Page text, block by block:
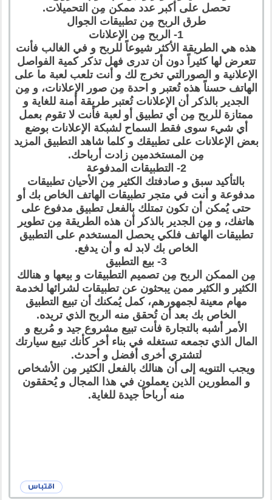
تحصل على أكبر عدد ممكن مِن التحميلات.
طرق الربح مِن تطبيقات الجوال
1- الربح مِن الإعلانات
هذه هي الطريقة الأكثر شيوعاً للربح و في الغالب فأنت
تتعرض لها كثيراً دون أن تدرى فهل تذكر كمية الفواصل
الإعلانية و الصورالتي تخرج لك و أنت تلعب لعبة ما على
الهاتف حسناً هذه تُعتبر و احدة مِن صور الإعلانات، و مِن
الجدير بالذكر أن الإعلانات تُعتبر طريقة أمنة للغاية و
ممتازة للربح مِن أي تطبيق أو لعبة فأنت لا تقوم بعمل
أي شيء سوى فقط السماح لشبكة الإعلانات بوضع
بعض الإعلانات على تطبيقك و كلما شاهد التطبيق المزيد
مِن المستخدمين زادت أرباحك.
2- التطبيقات المدفوعة
بالتأكيد سبق و صادفتك الكثير مِن الأحيان تطبيقات
مدفوعة و أنت في متجر تطبيقات الهاتف الخاص بك أو
حتى يُمكن أن تكون تمتلك بالفعل تطبيق مدفوع على
هاتفك، و مِن الجدير بالذكر أن هذه الطريقة مِن تطوير
تطبيقات الهاتف فلكي يحصل المستخدم على التطبيق
الخاص بك لابد له و أن يدفع.
3- بيع التطبيق
مِن الممكن الربح مِن تصميم التطبيقات و بيعها و هنالك
الكثير و الكثير ممن يبحثون عن تطبيقات لشرائها لخدمة
مهام معينة لجمهورهم، كمل يُمكنك أن تبيع التطبيق
الخاص بك بعد أن تُحقق منه الربح الذي تريده.
الأمر أشبه بالتجارة فأنت تبيع مشروع جيد و مُربع و
المال الذي تجمعه تستغله في بناء أخر كأنك تبيع سيارتك
لتشتري أخرى أفضل و أحدث.
ويجب التنويه إلى أن هنالك بالفعل الكثير مِن الأشخاص
و المطورين الذين يعملون في هذا المجال و يُحققون
منه أرباحاً جيدة للغاية.